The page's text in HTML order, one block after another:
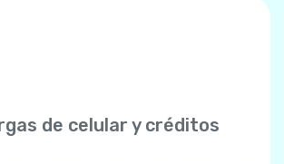
de celular y créditos